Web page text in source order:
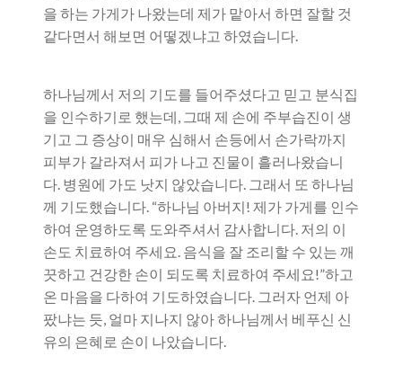
을 하는 가게가 나왔는데 제가 맡아서 하면 잘할 것
같다면서 해보면 어떻겠냐고 하였습니다.
하나님께서 저의 기도를 들어주셨다고 믿고 분식집
을 인수하기로 했는데, 그때 제 손에 주부습진이 생
기고 그 증상이 매우 심해서 손등에서 손가락까지
피부가 갈라져서 피가 나고 진물이 흘러나왔습니
다. 병원에 가도 낫지 않았습니다. 그래서 또 하나님
께 기도했습니다. “하나님 아버지! 제가 가게를 인수
하여 운영하도록 도와주셔서 감사합니다. 저의 이
손도 치료하여 주세요. 음식을 잘 조리할 수 있는 깨
끗하고 건강한 손이 되도록 치료하여 주세요!”하고
온 마음을 다하여 기도하였습니다. 그러자 언제 아
팠냐는 듯, 얼마 지나지 않아 하나님께서 베푸신 신
유의 은혜로 손이 나았습니다.